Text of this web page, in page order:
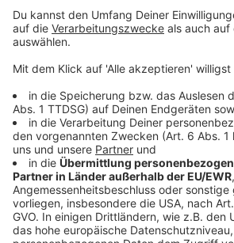
Zak ist geflohen. Seine Pflegerin
unbedingt zurück ins Heim bringen.
©Copyright TOBIS Film GmbH
Tyler glaubt an Zak und fährt mit ihm
seinem großen Traum entgegen.
Anzeige